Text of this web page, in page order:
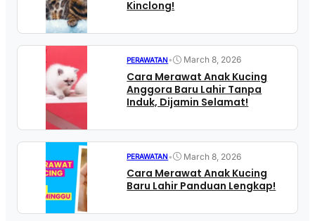
Kinclong!
PERAWATAN• March 8, 2026
Cara Merawat Anak Kucing
Anggora Baru Lahir Tanpa
Induk, Dijamin Selamat!
PERAWATAN• March 8, 2026
Cara Merawat Anak Kucing
Baru Lahir Panduan Lengkap!